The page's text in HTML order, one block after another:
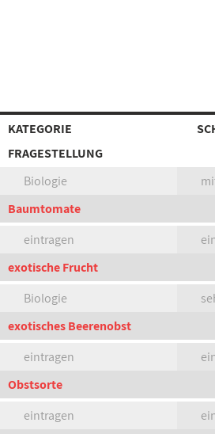
KATEGORIE
FRAGESTELLUNG
Biologie
Baumtomate
eintragen
exotische Frucht
Biologie
exotisches Beerenobst
eintragen
Obstsorte
eintragen